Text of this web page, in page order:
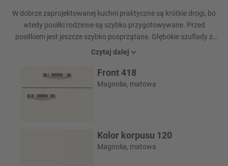
W dobrze zaprojektowanej kuchni praktyczne są krótkie drogi, bo
wtedy posiłki rodzinne są szybko przygotowywane. Przed
posiłkiem jest jeszcze szybko posprzątane. Głębokie szuflady z
wysuwem w ławie do siedzenia są nie tylko przestrzenią
Czytaj dalej
Front 418
Magnolia, matowa
Kolor korpusu 120
Magnolia, matowa